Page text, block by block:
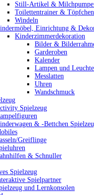
Still-Artikel &
Toilettentrainer & Töpfchen
Windeln
Einrichtung &
Kinderzimmerdekoration
Bilder &
Garderoben
Kalender
Lampen und
Messlatten
Uhren
Wandschmuck
Spielzeug
& -Bettchen
Greiflinge
& Schnuller
Spielzeug
Spielpartner
und Lernkonsolen